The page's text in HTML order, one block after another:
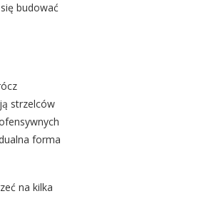
budować
strzelców
forma
na kilka